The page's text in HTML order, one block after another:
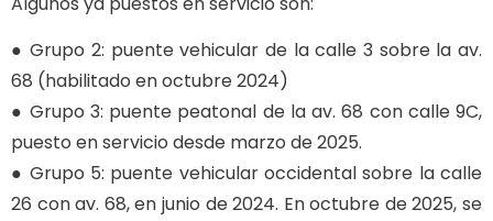
● Grupo 2: puente vehicular de la calle 3 sobre la av.
68 (habilitado en octubre 2024)
● Grupo 3: puente peatonal de la av. 68 con calle 9C,
puesto en servicio desde marzo de 2025.
● Grupo 5: puente vehicular occidental sobre la calle
26 con av. 68, en junio de 2024. En octubre de 2025, se